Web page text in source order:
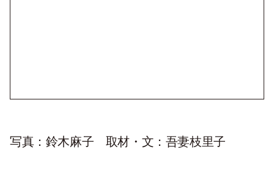
写真：鈴木麻子 取材・文：吾妻枝里子